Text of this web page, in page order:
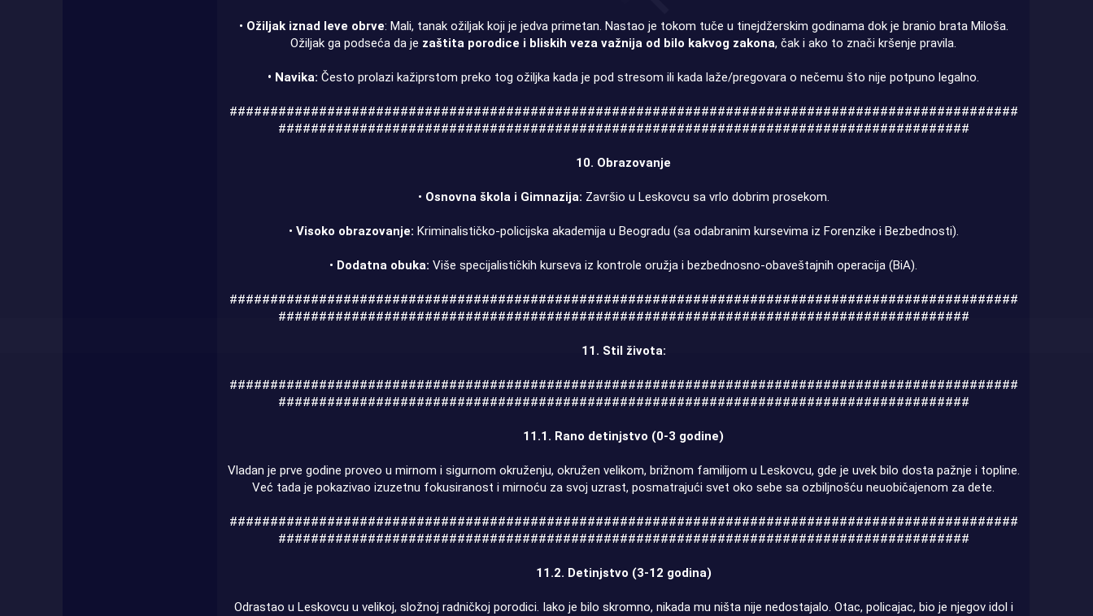
• Ožiljak iznad leve obrve: Mali, tanak ožiljak koji je jedva primetan. Nastao je tokom tuče u tinejdžerskim godinama dok je branio brata Miloša.
Ožiljak ga podseća da je zaštita porodice i bliskih veza važnija od bilo kakvog zakona, čak i ako to znači kršenje pravila.
• Navika: Često prolazi kažiprstom preko tog ožiljka kada je pod stresom ili kada laže/pregovara o nečemu što nije potpuno legalno.
#################################################################################################
#####################################################################################
10. Obrazovanje
• Osnovna škola i Gimnazija: Završio u Leskovcu sa vrlo dobrim prosekom.
• Visoko obrazovanje: Kriminalističko-policijska akademija u Beogradu (sa odabranim kursevima iz Forenzike i Bezbednosti).
• Dodatna obuka: Više specijalističkih kurseva iz kontrole oružja i bezbednosno-obaveštajnih operacija (BiA).
#################################################################################################
#####################################################################################
11. Stil života:
#################################################################################################
#####################################################################################
11.1. Rano detinjstvo (0-3 godine)
Vladan je prve godine proveo u mirnom i sigurnom okruženju, okružen velikom, brižnom familijom u Leskovcu, gde je uvek bilo dosta pažnje i topline.
Već tada je pokazivao izuzetnu fokusiranost i mirnoću za svoj uzrast, posmatrajući svet oko sebe sa ozbiljnošću neuobičajenom za dete.
#################################################################################################
#####################################################################################
11.2. Detinjstvo (3-12 godina)
Odrastao u Leskovcu u velikoj, složnoj radničkoj porodici. Iako je bilo skromno, nikada mu ništa nije nedostajalo. Otac, policajac, bio je njegov idol i